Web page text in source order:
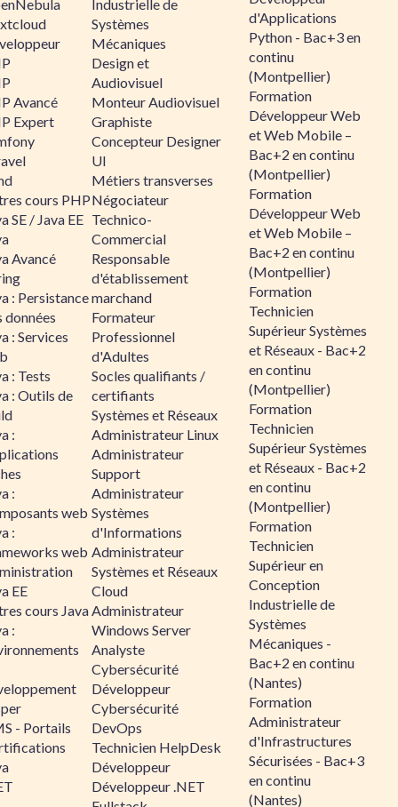
Avancé
Expert
cours PHP
SE / Java EE
Avancé
: Persistance
données
: Services
: Tests
: Outils de
:
:
web
:
web
EE
cours Java
:
- Portails
Industrielle de
Systèmes
Mécaniques
Design et
Audiovisuel
Monteur Audiovisuel
Graphiste
Concepteur Designer
UI
Métiers transverses
Négociateur
Technico-
Commercial
Responsable
d'établissement
marchand
Formateur
Professionnel
d'Adultes
Socles qualifiants /
certifiants
Systèmes et Réseaux
Administrateur Linux
Administrateur
Support
Administrateur
Systèmes
d'Informations
Administrateur
Systèmes et Réseaux
Cloud
Administrateur
Windows Server
Analyste
Cybersécurité
Développeur
Cybersécurité
DevOps
Technicien HelpDesk
Développeur
Développeur .NET
d'Applications
Python - Bac+3 en
continu
(Montpellier)
Formation
Développeur Web
et Web Mobile –
Bac+2 en continu
(Montpellier)
Formation
Développeur Web
et Web Mobile –
Bac+2 en continu
(Montpellier)
Formation
Technicien
Supérieur Systèmes
et Réseaux - Bac+2
en continu
(Montpellier)
Formation
Technicien
Supérieur Systèmes
et Réseaux - Bac+2
en continu
(Montpellier)
Formation
Technicien
Supérieur en
Conception
Industrielle de
Systèmes
Mécaniques -
Bac+2 en continu
(Nantes)
Formation
Administrateur
d'Infrastructures
Sécurisées - Bac+3
en continu
(Nantes)